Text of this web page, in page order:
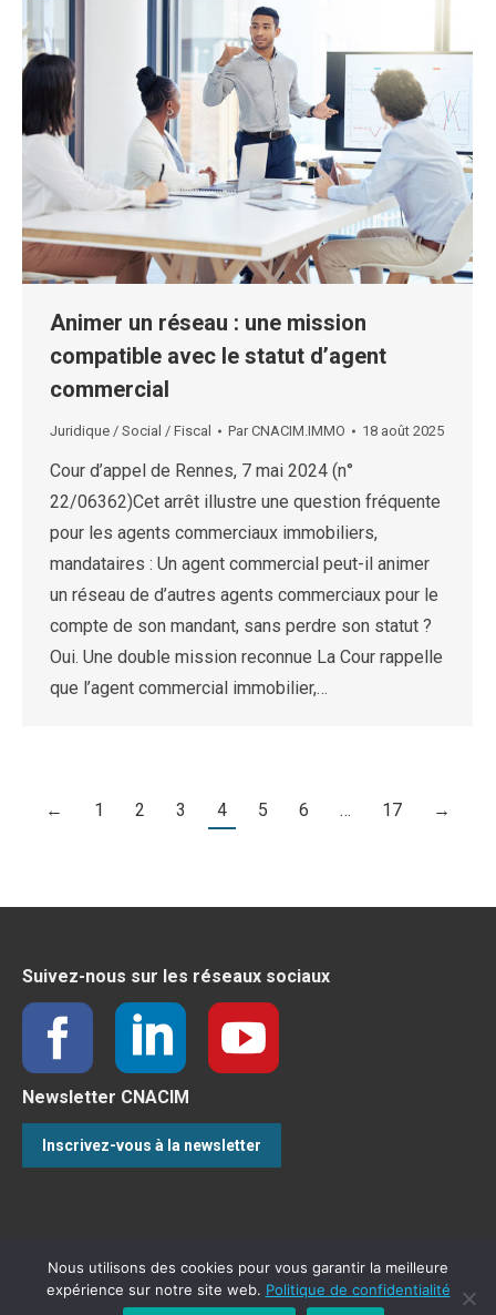
Animer un réseau : une mission
compatible avec le statut d’agent
commercial
Juridique / Social / Fiscal ParCNACIM.IMMO 18 août 2025
Cour d’appel de Rennes, 7 mai 2024 (n°
22/06362)Cet arrêt illustre une question fréquente
pour les agents commerciaux immobiliers,
mandataires : Un agent commercial peut-il animer
un réseau de d’autres agents commerciaux pour le
compte de son mandant, sans perdre son statut ?
Oui. Une double mission reconnue La Cour rappelle
que l’agent commercial immobilier,…
← 1 2 3 4 5 6 … 17 →
Suivez-nous sur les réseaux sociaux
Newsletter CNACIM
Inscrivez-vous à la newsletter
Nous utilisons des cookies pour vous garantir la meilleure
expérience sur notre site web. Politique de confidentialité